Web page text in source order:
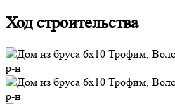
Ход строительства